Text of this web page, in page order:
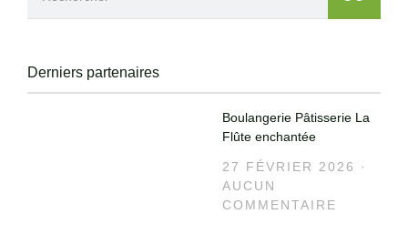
Derniers partenaires
Boulangerie Pâtisserie La
Flûte enchantée
27 FÉVRIER 2026
AUCUN
COMMENTAIRE